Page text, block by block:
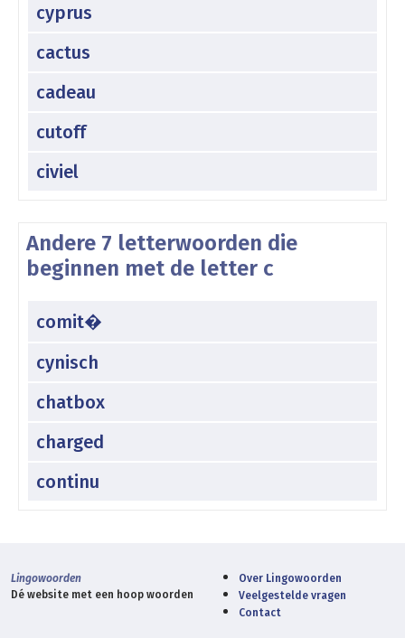
cyprus
cactus
cadeau
cutoff
civiel
Andere 7 letterwoorden die
beginnen met de letter c
comit�
cynisch
chatbox
charged
continu
Lingowoorden
Dé website met een hoop woorden
Over Lingowoorden
Veelgestelde vragen
Contact